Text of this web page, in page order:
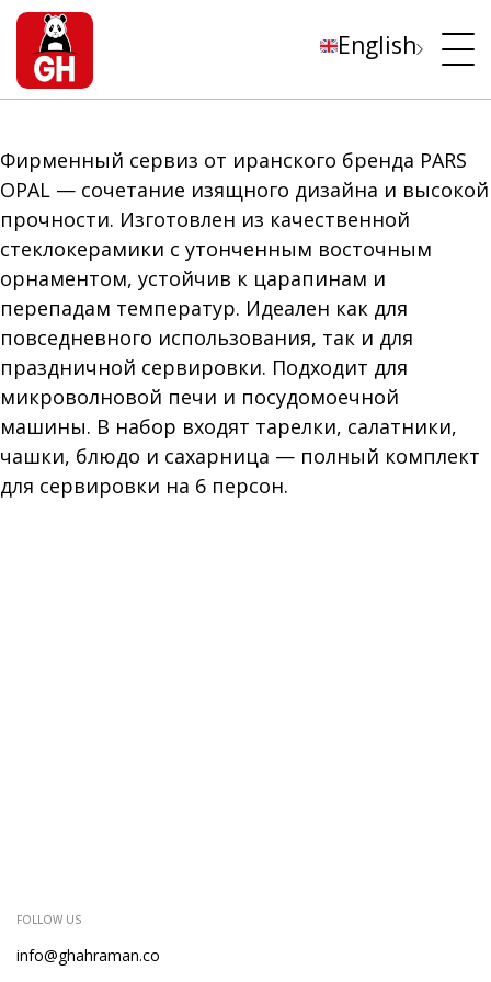
English
Фирменный сервиз от иранского бренда PARS
OPAL — сочетание изящного дизайна и высокой
прочности. Изготовлен из качественной
стеклокерамики с утонченным восточным
орнаментом, устойчив к царапинам и
перепадам температур. Идеален как для
повседневного использования, так и для
праздничной сервировки. Подходит для
микроволновой печи и посудомоечной
машины. В набор входят тарелки, салатники,
чашки, блюдо и сахарница — полный комплект
для сервировки на 6 персон.
FOLLOW US
info@ghahraman.co